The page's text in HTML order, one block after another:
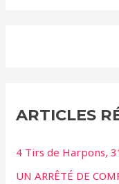
ARTICLES
4 Tirs de Harpons,
UN ARRÊTÉ DE